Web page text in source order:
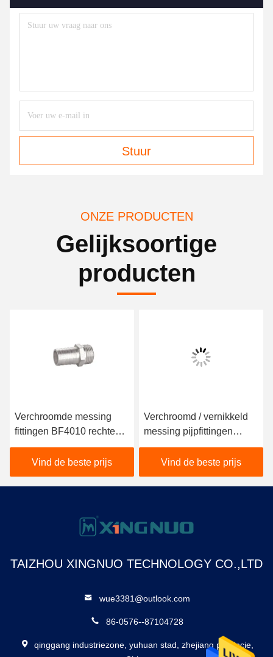
Stuur
ONZE PRODUCTEN
Gelijksoortige
producten
Verchroomde messing
fittingen BF4010 rechte
buisfittingen met mantel
Vind de beste prijs
Verchroomd / vernikkeld
messing pijpfittingen
BF4025 dubbelwandig
typeVind de beste prijs
TAIZHOU XINGNUO TECHNOLOGY CO.,LTD
wue3381@outlook.com
86-0576--87104728
qinggang industriezone, yuhuan stad, zhejiang provincie,